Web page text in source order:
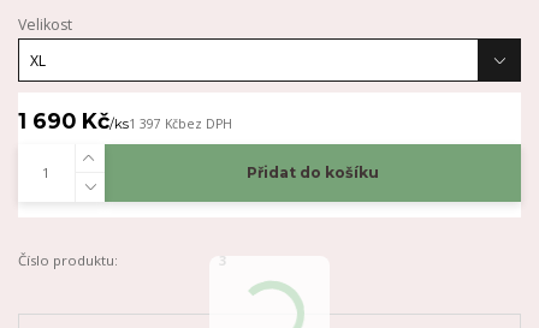
Velikost
1 690 Kč/ks1 397 Kčbez DPH
Přidat do košíku
Číslo produktu: 3